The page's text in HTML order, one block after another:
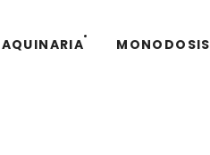
MONODOSIS